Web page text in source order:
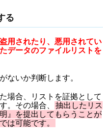
る
用されたり、悪用されてい
データのファイルリストを
ないか判断します。
場合、リストを証拠として
。その場合、
抽出したリス
』を提出してもらうことが
は可能です。